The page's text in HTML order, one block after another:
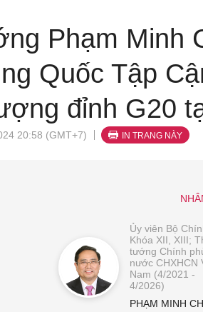
Phạm Minh
Quốc Tập
đỉnh G20
20:58 (GMT+7) IN TRANG NÀY
Ủy viên Bộ
Khóa XII, XIII;
tướng Chính
nước CHXHCN
Nam (4/2021 -
4/2026)
PHẠM MINH